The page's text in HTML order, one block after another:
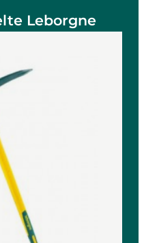
Leborgne